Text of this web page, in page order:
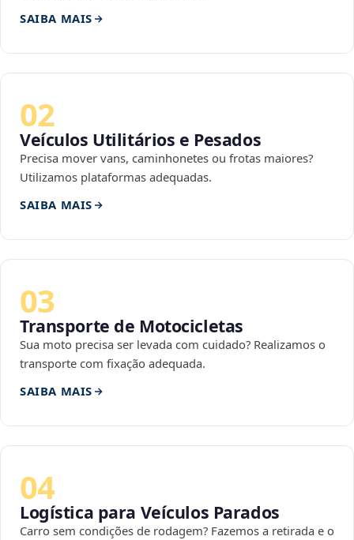
SAIBA MAIS
02
Veículos Utilitários e Pesados
Precisa mover vans, caminhonetes ou frotas maiores?
Utilizamos plataformas adequadas.
SAIBA MAIS
03
Transporte de Motocicletas
Sua moto precisa ser levada com cuidado? Realizamos o
transporte com fixação adequada.
SAIBA MAIS
04
Logística para Veículos Parados
Carro sem condições de rodagem? Fazemos a retirada e o